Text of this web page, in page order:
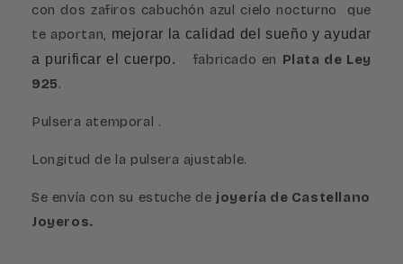
con dos zafiros cabuchón azul cielo nocturno que
te aportan, mejorar la calidad del sueño y ayudar
a purificar el cuerpo.
fabricado en Plata de Ley
925.
Pulsera atemporal .
Longitud de la pulsera ajustable.
Se envía con su estuche de joyería de Castellano
Joyeros.